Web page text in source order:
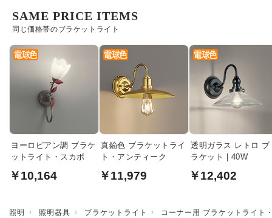
同じ価格帯のブラケットライト
SAME PRICE ITEMS
ヨーロピアン調 ブラケ
ットライト・スカボ
￥10,164
真鍮色 ブラケットライ
ト・アンティーク
￥11,979
透明ガラス レトロ ブ
ラケット | 40W
￥12,402
照明 照明器具 ブラケットライト コーナー用 ブラケットライト